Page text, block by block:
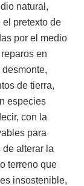
natural,
el pretexto de
por el medio
en
de tierra,
especies
con la
para
alterar la
terreno que
insostenible,